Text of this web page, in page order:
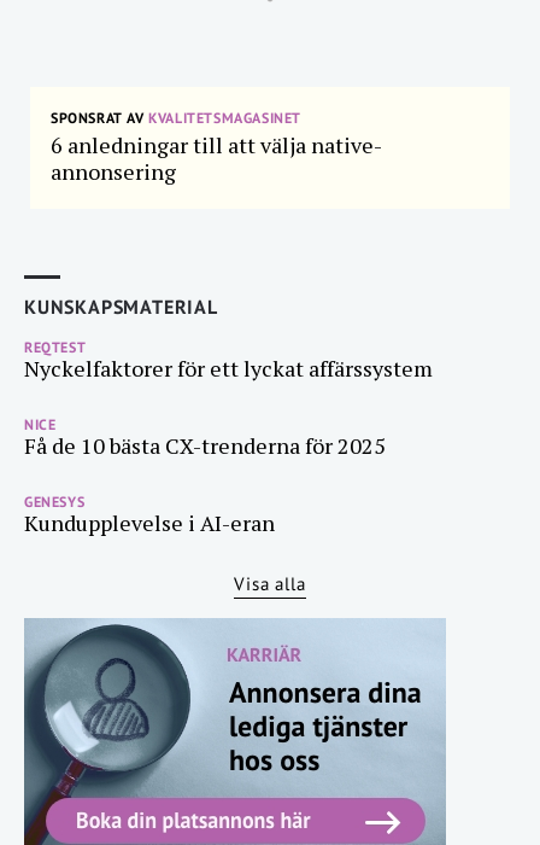
SPONSRAT AVKVALITETSMAGASINET
6 anledningar till att välja native-
annonsering
KUNSKAPSMATERIAL
REQTEST
Nyckelfaktorer för ett lyckat affärssystem
NICE
Få de 10 bästa CX-trenderna för 2025
GENESYS
Kundupplevelse i AI-eran
Visa alla